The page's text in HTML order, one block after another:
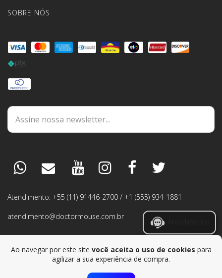
Ao navegar por este site você aceita o uso de cookies para
agilizar a sua experiência de compra.
SOBRE NÓS
Atendimento: +55 (11) 91446-2700 / +1 (555) 934-1881
atendimento@doctormouse.com.br
DÚVIDAS
GARANTIA